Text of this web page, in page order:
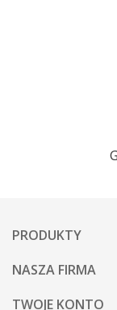
PRODUKTY
NASZA FIRMA
TWOJE KONTO